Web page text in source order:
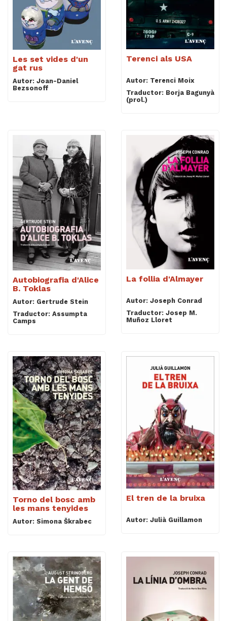
Les set vides d'un
gat rus
Autor: Joan-Daniel
Bezsonoff
Terenci als USA
Autor: Terenci Moix
Traductor: Borja Bagunyà
(prol.)
Autobiografia d'Alice
B. Toklas
Autor: Gertrude Stein
Traductor: Assumpta
Camps
La follia d'Almayer
Autor: Joseph Conrad
Traductor: Josep M.
Muñoz Lloret
Torno del bosc amb
les mans tenyides
Autor: Simona Škrabec
El tren de la bruixa
Autor: Julià Guillamon